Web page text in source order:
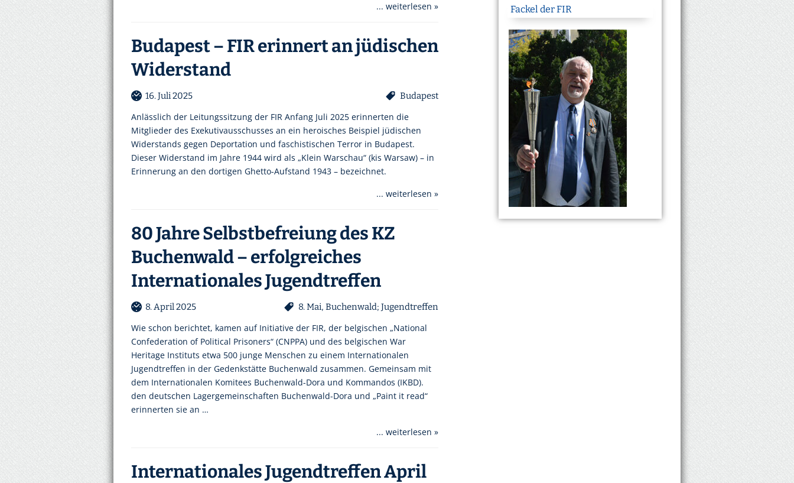
... weiterlesen »
Budapest – FIR erinnert an jüdischen
Widerstand
16. Juli 2025 Budapest
Anlässlich der Leitungssitzung der FIR Anfang Juli 2025 erinnerten die
Mitglieder des Exekutivausschusses an ein heroisches Beispiel jüdischen
Widerstands gegen Deportation und faschistischen Terror in Budapest.
Dieser Widerstand im Jahre 1944 wird als „Klein Warschau“ (kis Warsaw) – in
Erinnerung an den dortigen Ghetto-Aufstand 1943 – bezeichnet.
... weiterlesen »
80 Jahre Selbstbefreiung des KZ
Buchenwald – erfolgreiches
Internationales Jugendtreffen
8. April 2025 8. Mai, Buchenwald; Jugendtreffen
Wie schon berichtet, kamen auf Initiative der FIR, der belgischen „National
Confederation of Political Prisoners“ (CNPPA) und des belgischen War
Heritage Instituts etwa 500 junge Menschen zu einem Internationalen
Jugendtreffen in der Gedenkstätte Buchenwald zusammen. Gemeinsam mit
dem Internationalen Komitees Buchenwald-Dora und Kommandos (IKBD).
den deutschen Lagergemeinschaften Buchenwald-Dora und „Paint it read“
erinnerten sie an …
... weiterlesen »
Internationales Jugendtreffen April
Fackel der FIR